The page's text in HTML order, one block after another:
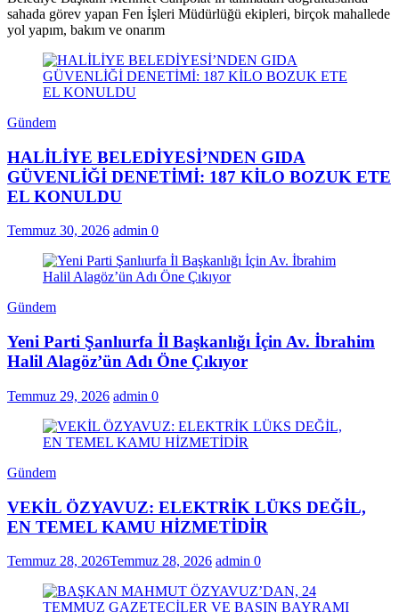
sahada görev yapan Fen İşleri Müdürlüğü ekipleri, birçok mahallede
yol yapım, bakım ve onarım
Gündem
HALİLİYE BELEDİYESİ’NDEN GIDA
GÜVENLİĞİ DENETİMİ: 187 KİLO BOZUK ETE
EL KONULDU
Temmuz 30, 2026 admin 0
Gündem
Yeni Parti Şanlıurfa İl Başkanlığı İçin Av. İbrahim
Halil Alagöz’ün Adı Öne Çıkıyor
Temmuz 29, 2026 admin 0
Gündem
VEKİL ÖZYAVUZ: ELEKTRİK LÜKS DEĞİL,
EN TEMEL KAMU HİZMETİDİR
Temmuz 28, 2026Temmuz 28, 2026 admin 0